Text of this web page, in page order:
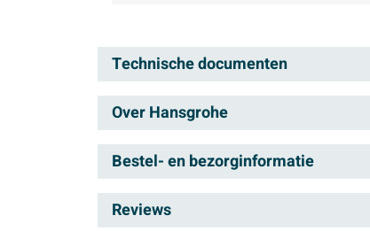
Technische documenten
Servicehandleiding
Servicehandleiding
Technische productinformatie
Technische productinformatie
Over Hansgrohe
Hansgrohe is het
thermostaten en
Bestel- en bezorginformatie
Bezorgen
Reviews